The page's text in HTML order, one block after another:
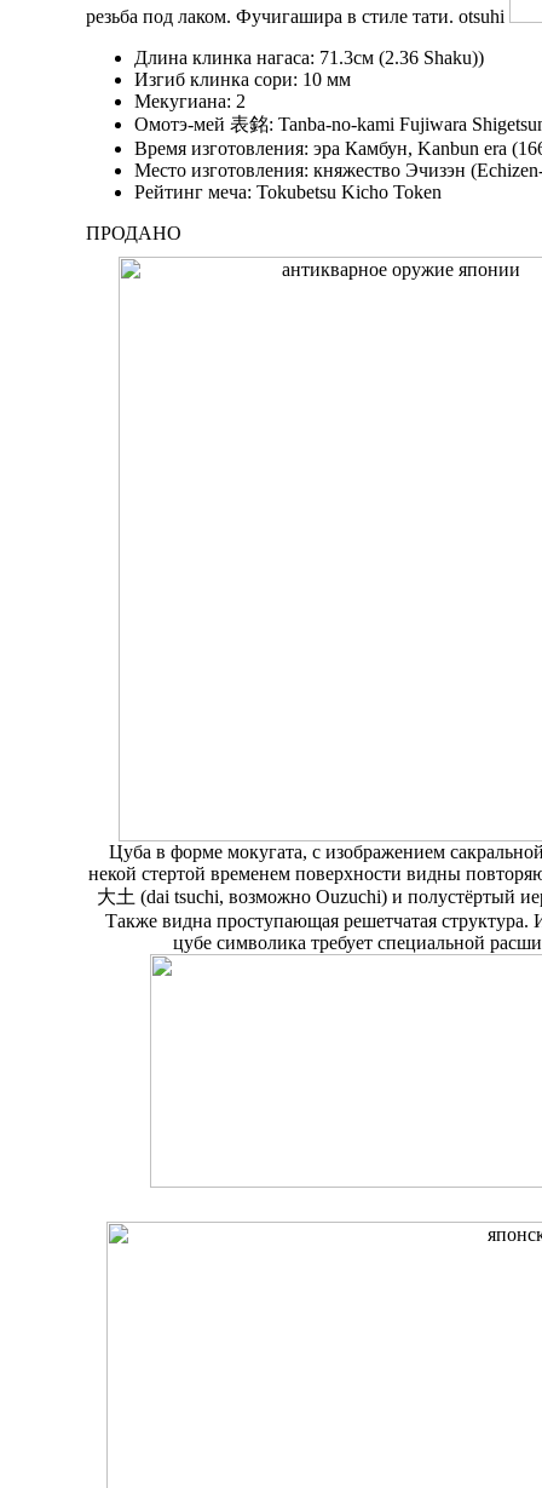
резьба под лаком. Фучигашира в стиле тати. otsuhi
Длина клинка нагаса: 71.3см (2.36 Shaku))
Изгиб клинка сори: 10 мм
Мекугиана: 2
Омотэ-мей 表銘: Tanba-no-kami Fujiwara
Время изготовления: эра Камбун, Kanbun era
Место изготовления: княжество Эчизэн
Рейтинг меча: Tokubetsu Kicho Token
ПРОДАНО
Цуба в форме мокугата, с изображением
некой стертой временем поверхности видны
大土 (dai tsuchi, возможно Ouzuchi) и полустёртый
Также видна проступающая решетчатая структура.
цубе символика требует специальной